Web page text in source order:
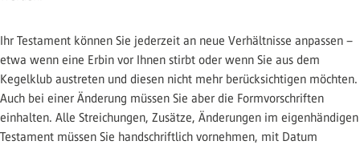
Ihr Testament können Sie jederzeit an neue Verhältnisse anpassen –
etwa wenn eine Erbin vor Ihnen stirbt oder wenn Sie aus dem
Kegelklub austreten und diesen nicht mehr berücksichtigen möchten.
Auch bei einer Änderung müssen Sie aber die Formvorschriften
einhalten. Alle Streichungen, Zusätze, Änderungen im eigenhändigen
Testament müssen Sie handschriftlich vornehmen, mit Datum